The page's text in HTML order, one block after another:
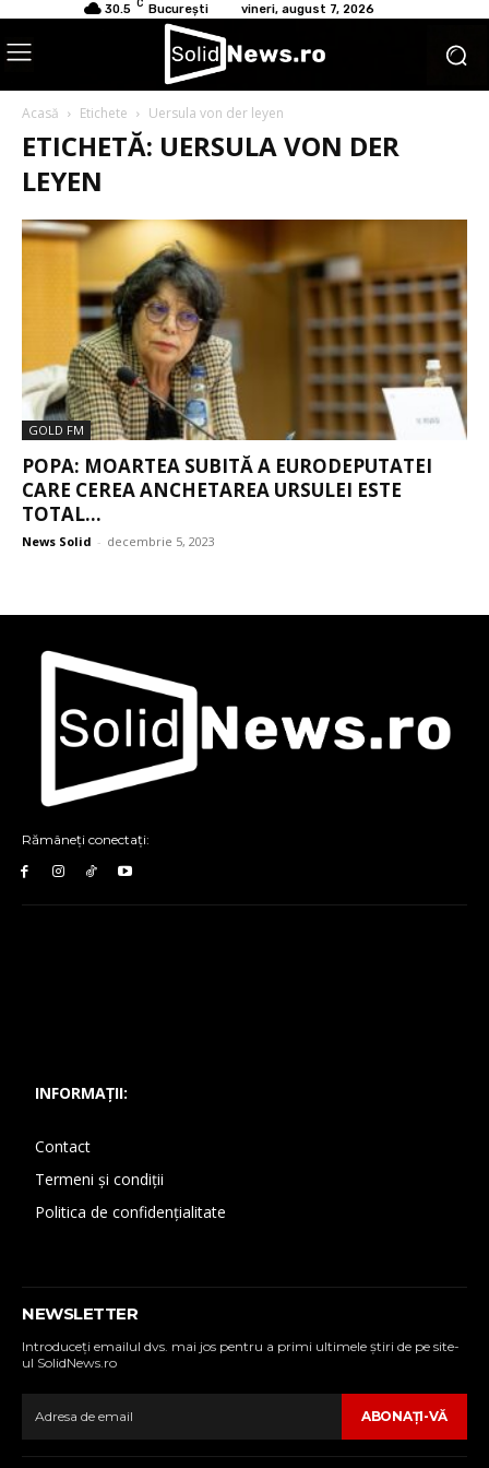
30.5 C București vineri, august 7, 2026
Acasă Etichete Uersula von der leyen
ETICHETĂ: UERSULA VON DER
LEYEN
GOLD FM
POPA: MOARTEA SUBITĂ A EURODEPUTATEI
CARE CEREA ANCHETAREA URSULEI ESTE
TOTAL...
News Solid - decembrie 5, 2023
Rămâneți conectați:
INFORMAȚII:
Contact
Termeni și condiții
Politica de confidențialitate
NEWSLETTER
Introduceţi emailul dvs. mai jos pentru a primi ultimele ştiri de pe site-
ul SolidNews.ro
ABONAŢI-VĂ